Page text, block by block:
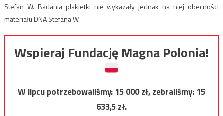
Stefan W. Badania plakietki nie wykazały jednak na niej obecności
materiału DNA Stefana W.
Wspieraj Fundację Magna Polonia!
W lipcu potrzebowaliśmy:15 000zł, zebraliśmy:15
633,5zł.